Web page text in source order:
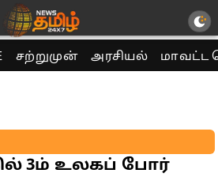
சற்றுமுன் அரசியல் மாவட்ட
3ம் உலகப் போர்